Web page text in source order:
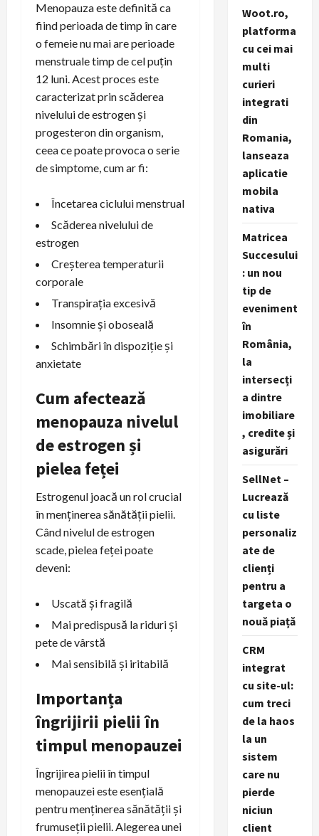
Menopauza este definită ca
fiind perioada de timp în care
o femeie nu mai are perioade
menstruale timp de cel puțin
12 luni. Acest proces este
caracterizat prin scăderea
nivelului de estrogen și
progesteron din organism,
ceea ce poate provoca o serie
de simptome, cum ar fi:
Încetarea ciclului menstrual
Scăderea nivelului de
estrogen
Creșterea temperaturii
corporale
Transpirația excesivă
Insomnie și oboseală
Schimbări în dispoziție și
anxietate
Cum afectează
menopauza nivelul
de estrogen și
pielea feței
Estrogenul joacă un rol crucial
în menținerea sănătății pielii.
Când nivelul de estrogen
scade, pielea feței poate
deveni:
Uscată și fragilă
Mai predispusă la riduri și
pete de vârstă
Mai sensibilă și iritabilă
Importanța
îngrijirii pielii în
timpul menopauzei
Îngrijirea pielii în timpul
menopauzei este esențială
pentru menținerea sănătății și
frumuseții pielii. Alegerea unei
Woot.ro,
platforma
cu cei mai
multi
curieri
integrati
din
Romania,
lanseaza
aplicatie
mobila
nativa
Matricea
Succesului
: un nou
tip de
eveniment
în
România,
la
intersecți
a dintre
imobiliare
, credite și
asigurări
SellNet –
Lucrează
cu liste
personaliz
ate de
clienți
pentru a
targeta o
nouă piață
CRM
integrat
cu site-ul:
cum treci
de la haos
la un
sistem
care nu
pierde
niciun
client